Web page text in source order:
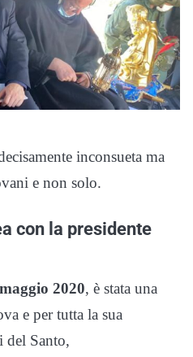
inconsueta ma
e non solo.
con la presidente
2020, è stata una
e per tutta la sua
del Santo,